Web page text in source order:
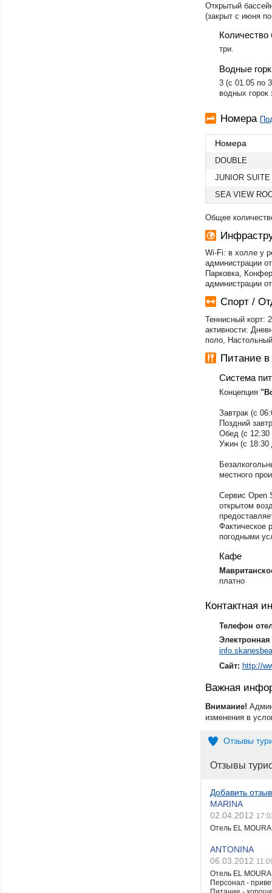
Открытый
(закрыт с июня
Количество
три.
Водные
3 (с 01.05 по
водных горок
Номера
Номера
DOUBLE
JUNIOR SUITE
SEA VIEW
Общее
Wi-Fi: в холле у
администрации
Парковка,
администрации
Спорт /
Теннисный корт:
активности:
поло,
Питание в
Система
Концепция
Завтрак (с
Поздний
Обед (с
Ужин (с
местного
Сервис Open
открытом
Фактическое
погодными
Кафе
платно
Контактная
Телефон
Электронная
Сайт: http://
Важная
Внимание!
изменения в
Отзывы
Отзывы
Добавить отзыв
MARINA
02.04.2012
Отель EL
ANTONINA
06.03.2012
Отель EL
Персонал -